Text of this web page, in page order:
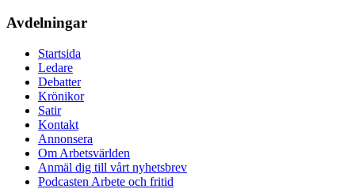
Avdelningar
Startsida
Ledare
Debatter
Krönikor
Satir
Kontakt
Annonsera
Om Arbetsvärlden
Anmäl dig till vårt nyhetsbrev
Podcasten Arbete och fritid